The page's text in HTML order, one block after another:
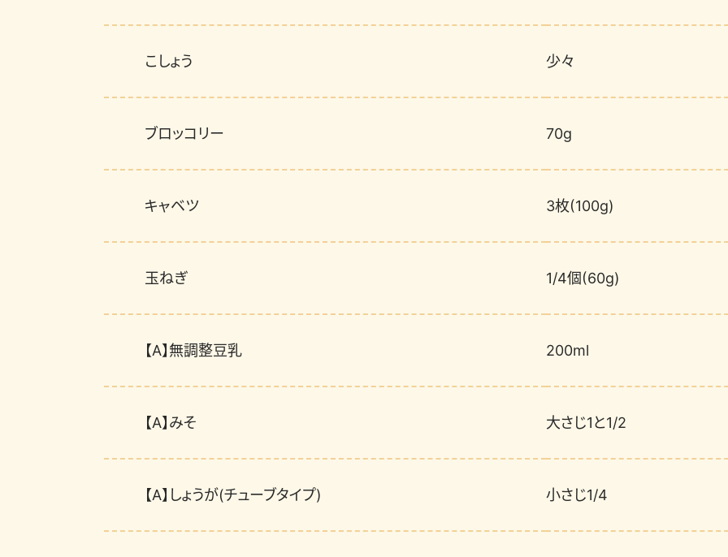
こしょう 少々
ブロッコリー 70g
キャベツ 3枚(100g)
玉ねぎ 1/4個(60g)
【A】無調整豆乳 200ml
【A】みそ 大さじ1と1/2
【A】しょうが(チューブタイプ) 小さじ1/4